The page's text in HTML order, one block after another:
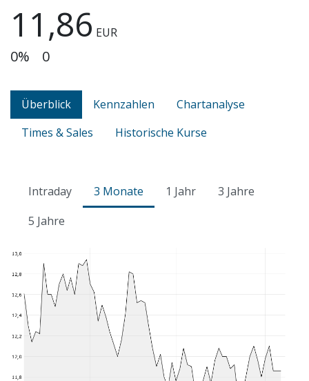
11,86 EUR
0% 0
Überblick Kennzahlen
Chartanalyse
Times & Sales
Historische Kurse
Intraday 3 Monate 1 Jahr
3 Jahre
5 Jahre